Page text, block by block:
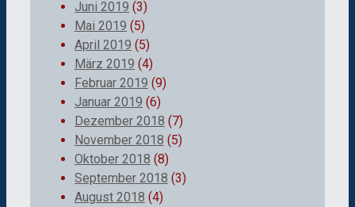
Juni 2019 (3)
Mai 2019 (5)
April 2019 (5)
März 2019 (4)
Februar 2019 (9)
Januar 2019 (6)
Dezember 2018 (7)
November 2018 (5)
Oktober 2018 (8)
September 2018 (3)
August 2018 (4)